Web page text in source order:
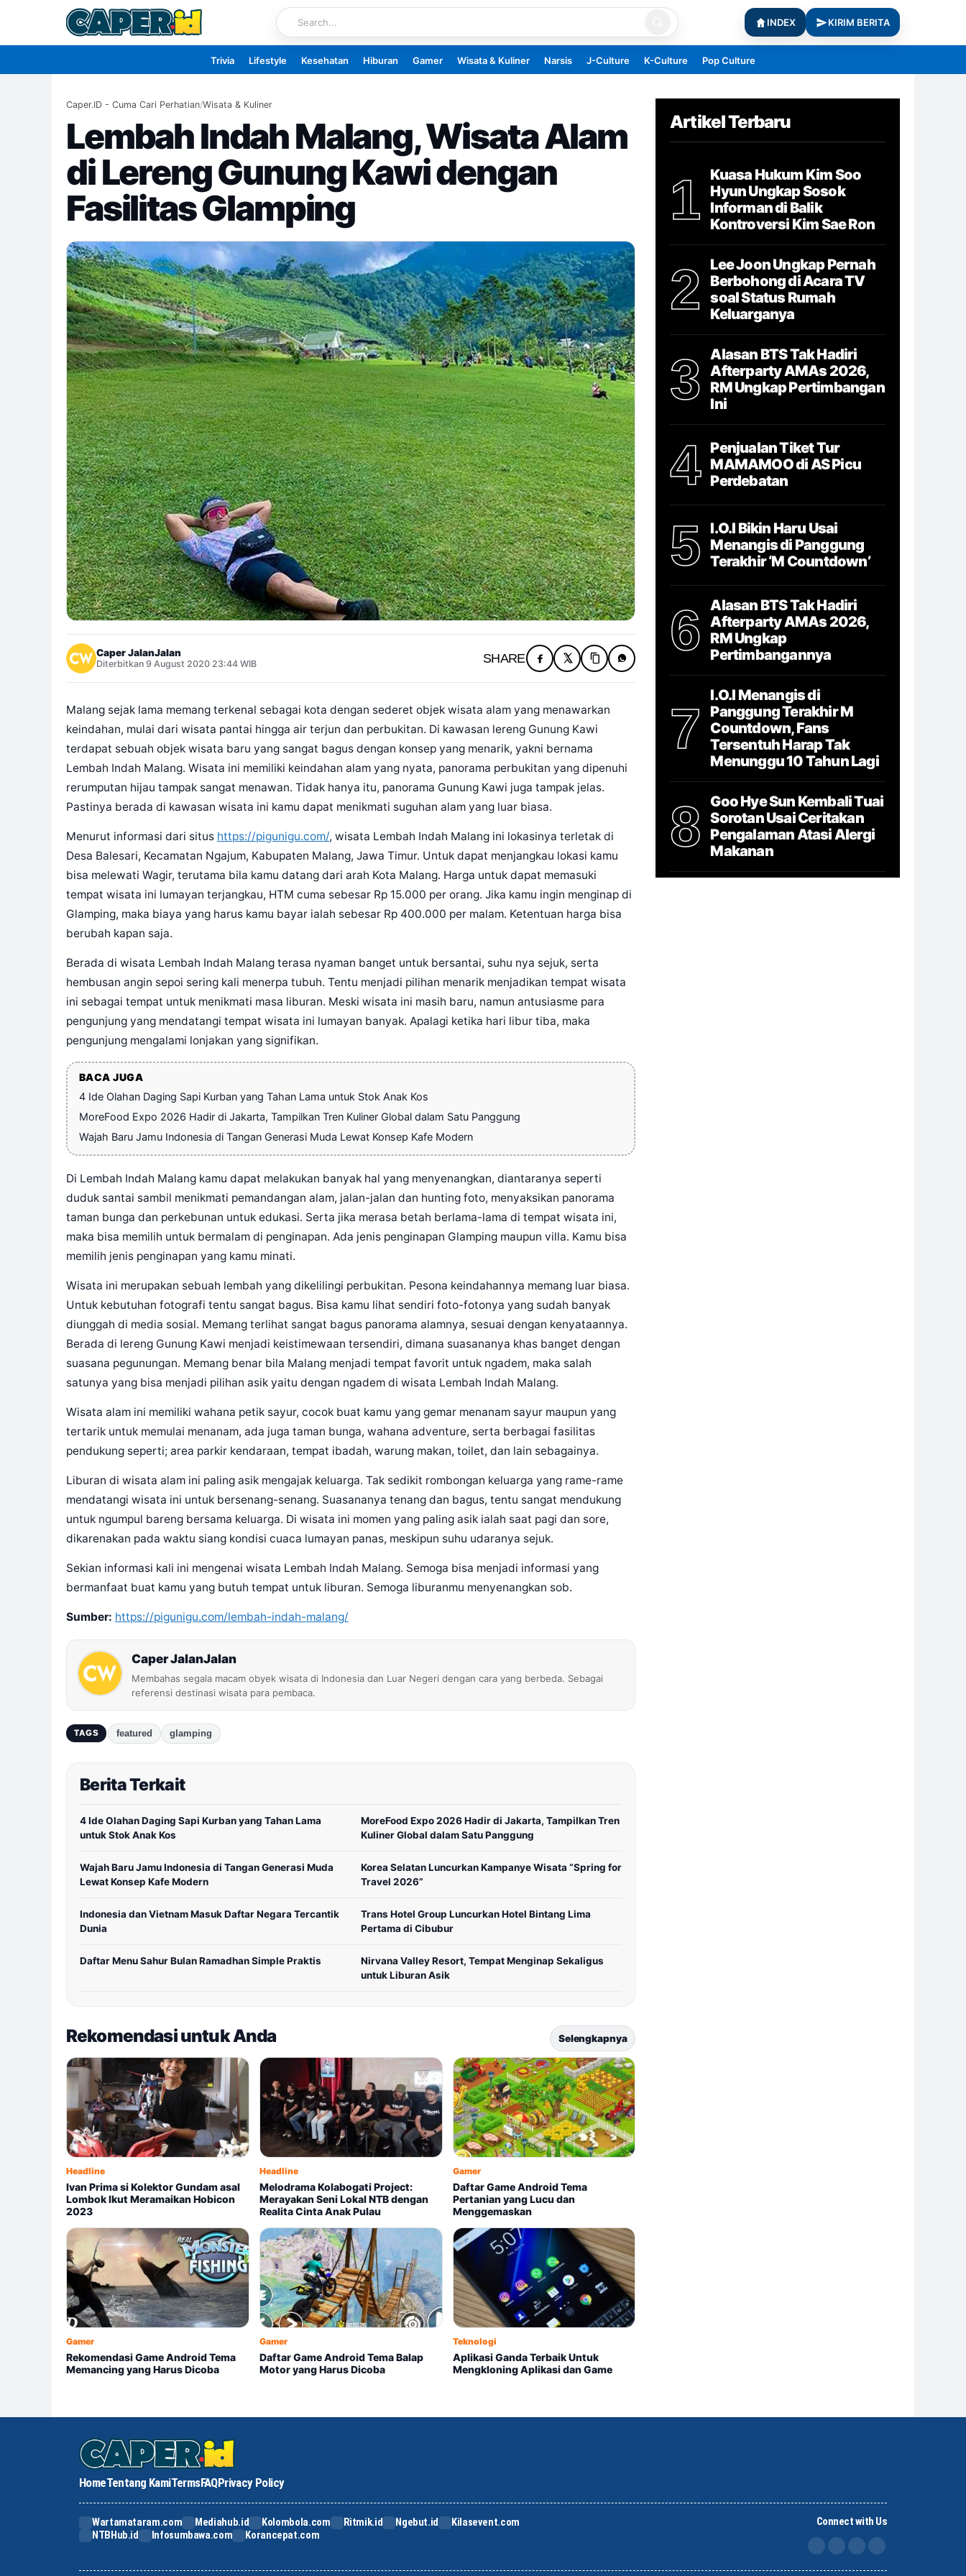
content
INDEX KIRIM BERITA
Trivia Lifestyle Kesehatan Hiburan Gamer Wisata & Kuliner Narsis J-Culture K-Culture Pop Culture
Caper.ID - Cuma Cari Perhatian/Wisata & Kuliner
Lembah Indah Malang, Wisata Alam
di Lereng Gunung Kawi dengan
Fasilitas Glamping
Caper JalanJalan
Diterbitkan 9 August 2020 23:44 WIB SHARE
Malang sejak lama memang terkenal sebagai kota dengan sederet objek wisata alam yang menawarkan
keindahan, mulai dari wisata pantai hingga air terjun dan perbukitan. Di kawasan lereng Gunung Kawi
terdapat sebuah objek wisata baru yang sangat bagus dengan konsep yang menarik, yakni bernama
Lembah Indah Malang. Wisata ini memiliki keindahan alam yang nyata, panorama perbukitan yang dipenuhi
rerumputan hijau tampak sangat menawan. Tidak hanya itu, panorama Gunung Kawi juga tampak jelas.
Pastinya berada di kawasan wisata ini kamu dapat menikmati suguhan alam yang luar biasa.
Menurut informasi dari situs https://pigunigu.com/, wisata Lembah Indah Malang ini lokasinya terletak di
Desa Balesari, Kecamatan Ngajum, Kabupaten Malang, Jawa Timur. Untuk dapat menjangkau lokasi kamu
bisa melewati Wagir, terutama bila kamu datang dari arah Kota Malang. Harga untuk dapat memasuki
tempat wisata ini lumayan terjangkau, HTM cuma sebesar Rp 15.000 per orang. Jika kamu ingin menginap di
Glamping, maka biaya yang harus kamu bayar ialah sebesar Rp 400.000 per malam. Ketentuan harga bisa
berubah kapan saja.
Berada di wisata Lembah Indah Malang terasa nyaman banget untuk bersantai, suhu nya sejuk, serta
hembusan angin sepoi sering kali menerpa tubuh. Tentu menjadi pilihan menarik menjadikan tempat wisata
ini sebagai tempat untuk menikmati masa liburan. Meski wisata ini masih baru, namun antusiasme para
pengunjung yang mendatangi tempat wisata ini lumayan banyak. Apalagi ketika hari libur tiba, maka
pengunjung mengalami lonjakan yang signifikan.
BACA JUGA
4 Ide Olahan Daging Sapi Kurban yang Tahan Lama untuk Stok Anak Kos
MoreFood Expo 2026 Hadir di Jakarta, Tampilkan Tren Kuliner Global dalam Satu Panggung
Wajah Baru Jamu Indonesia di Tangan Generasi Muda Lewat Konsep Kafe Modern
Di Lembah Indah Malang kamu dapat melakukan banyak hal yang menyenangkan, diantaranya seperti
duduk santai sambil menikmati pemandangan alam, jalan-jalan dan hunting foto, menyaksikan panorama
taman bunga dan perkebunan untuk edukasi. Serta jika merasa betah berlama-lama di tempat wisata ini,
maka bisa memilih untuk bermalam di penginapan. Ada jenis penginapan Glamping maupun villa. Kamu bisa
memilih jenis penginapan yang kamu minati.
Wisata ini merupakan sebuah lembah yang dikelilingi perbukitan. Pesona keindahannya memang luar biasa.
Untuk kebutuhan fotografi tentu sangat bagus. Bisa kamu lihat sendiri foto-fotonya yang sudah banyak
diunggah di media sosial. Memang terlihat sangat bagus panorama alamnya, sesuai dengan kenyataannya.
Berada di lereng Gunung Kawi menjadi keistimewaan tersendiri, dimana suasananya khas banget dengan
suasana pegunungan. Memang benar bila Malang menjadi tempat favorit untuk ngadem, maka salah
satunya yang bisa menjadi pilihan asik yaitu dengan ngadem di wisata Lembah Indah Malang.
Wisata alam ini memiliki wahana petik sayur, cocok buat kamu yang gemar menanam sayur maupun yang
tertarik untuk memulai menanam, ada juga taman bunga, wahana adventure, serta berbagai fasilitas
pendukung seperti; area parkir kendaraan, tempat ibadah, warung makan, toilet, dan lain sebagainya.
Liburan di wisata alam ini paling asik mengajak keluarga. Tak sedikit rombongan keluarga yang rame-rame
mendatangi wisata ini untuk bersenang-senang. Suasananya tenang dan bagus, tentu sangat mendukung
untuk ngumpul bareng bersama keluarga. Di wisata ini momen yang paling asik ialah saat pagi dan sore,
dikarenakan pada waktu siang kondisi cuaca lumayan panas, meskipun suhu udaranya sejuk.
Sekian informasi kali ini mengenai wisata Lembah Indah Malang. Semoga bisa menjadi informasi yang
bermanfaat buat kamu yang butuh tempat untuk liburan. Semoga liburanmu menyenangkan sob.
Sumber: https://pigunigu.com/lembah-indah-malang/
Caper JalanJalan
Membahas segala macam obyek wisata di Indonesia dan Luar Negeri dengan cara yang berbeda. Sebagai
referensi destinasi wisata para pembaca.
TAGS featured glamping
Berita Terkait
4 Ide Olahan Daging Sapi Kurban yang Tahan Lama
untuk Stok Anak Kos
MoreFood Expo 2026 Hadir di Jakarta, Tampilkan Tren
Kuliner Global dalam Satu Panggung
Wajah Baru Jamu Indonesia di Tangan Generasi Muda
Lewat Konsep Kafe Modern
Korea Selatan Luncurkan Kampanye Wisata “Spring for
Travel 2026”
Indonesia dan Vietnam Masuk Daftar Negara Tercantik
Dunia
Trans Hotel Group Luncurkan Hotel Bintang Lima
Pertama di Cibubur
Daftar Menu Sahur Bulan Ramadhan Simple Praktis
Nirvana Valley Resort, Tempat Menginap Sekaligus
untuk Liburan Asik
Rekomendasi untuk Anda Selengkapnya
Headline
Ivan Prima si Kolektor Gundam asal
Lombok Ikut Meramaikan Hobicon
2023
Headline
Melodrama Kolabogati Project:
Merayakan Seni Lokal NTB dengan
Realita Cinta Anak Pulau
Gamer
Daftar Game Android Tema
Pertanian yang Lucu dan
Menggemaskan
Gamer
Rekomendasi Game Android Tema
Memancing yang Harus Dicoba
Gamer
Daftar Game Android Tema Balap
Motor yang Harus Dicoba
Teknologi
Aplikasi Ganda Terbaik Untuk
Mengkloning Aplikasi dan Game
Artikel Terbaru
1
Kuasa Hukum Kim Soo
Hyun Ungkap Sosok
Informan di Balik
Kontroversi Kim Sae Ron
2
Lee Joon Ungkap Pernah
Berbohong di Acara TV
soal Status Rumah
Keluarganya
3
Alasan BTS Tak Hadiri
Afterparty AMAs 2026,
RM Ungkap Pertimbangan
Ini
4
Penjualan Tiket Tur
MAMAMOO di AS Picu
Perdebatan
5
I.O.I Bikin Haru Usai
Menangis di Panggung
Terakhir ‘M Countdown’
6
Alasan BTS Tak Hadiri
Afterparty AMAs 2026,
RM Ungkap
Pertimbangannya
7
I.O.I Menangis di
Panggung Terakhir M
Countdown, Fans
Tersentuh Harap Tak
Menunggu 10 Tahun Lagi
8
Goo Hye Sun Kembali Tuai
Sorotan Usai Ceritakan
Pengalaman Atasi Alergi
Makanan
HomeTentang KamiTermsFAQPrivacy Policy
Wartamataram.com Mediahub.id Kolombola.com Ritmik.id Ngebut.id
Kilasevent.com
NTBHub.id
Infosumbawa.com Korancepat.com
Connect with Us
FB IG TikTok